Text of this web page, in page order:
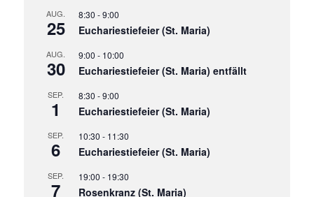
AUG.
25
8:30 -9:00
Euchariestiefeier (St. Maria)
AUG.
30
9:00 - 10:00
Euchariestiefeier (St. Maria) entfällt
SEP.
1
8:30 -9:00
Euchariestiefeier (St. Maria)
SEP.
6
10:30 - 11:30
Euchariestiefeier (St. Maria)
SEP.
7
19:00 - 19:30
Rosenkranz (St. Maria)